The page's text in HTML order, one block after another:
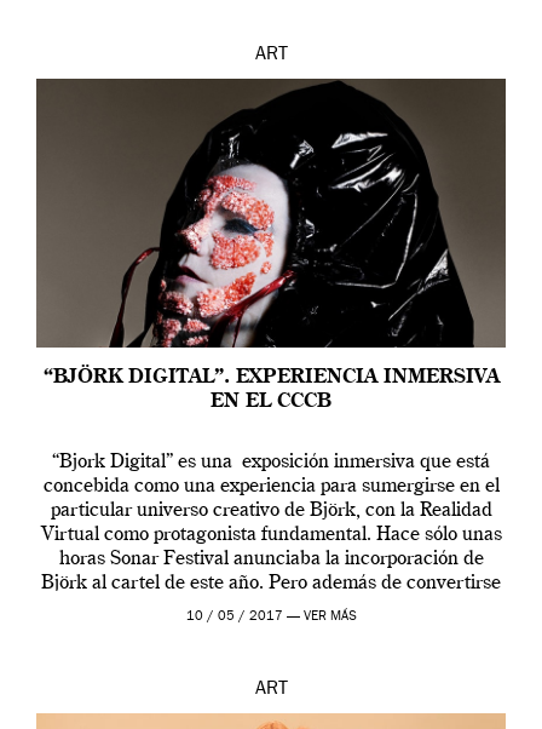
ART
“BJÖRK DIGITAL”. EXPERIENCIA INMERSIVA
EN EL CCCB
“Bjork Digital” es una exposición inmersiva que está
concebida como una experiencia para sumergirse en el
particular universo creativo de Björk, con la Realidad
Virtual como protagonista fundamental. Hace sólo unas
horas Sonar Festival anunciaba la incorporación de
Björk al cartel de este año. Pero además de convertirse
en una de las actuaciones más relevantes […]
10 / 05 / 2017 — VER MÁS
ART